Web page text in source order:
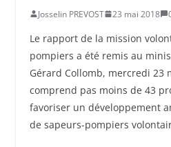
Josselin PREVOST 23 mai 2018
Le rapport de la mission
pompiers a été remis au
Gérard Collomb, mercredi 23
comprend pas moins de 43
favoriser un développement
de sapeurs-pompiers